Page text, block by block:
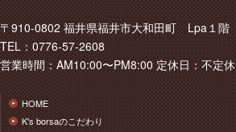
〒910-0802 福井県福井市大和田町 Lpa１階
TEL：0776-57-2608
営業時間：AM10:00〜PM8:00 定休日：不定休
HOME
K's borsaのこだわり